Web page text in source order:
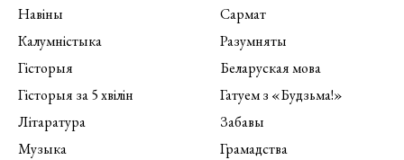
Навіны
Калумністыка
Гісторыя
Гісторыя за 5 хвілін
Літаратура
Музыка
Сармат
Разумняты
Беларуская мова
Гатуем з «Будзьма!»
Забавы
Грамадства